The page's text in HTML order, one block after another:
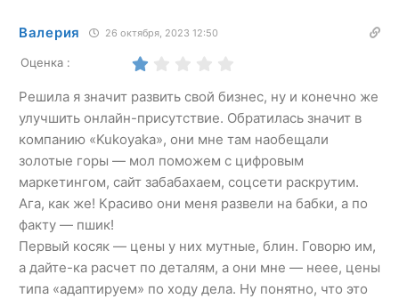
Валерия 26 октября, 2023 12:50
Оценка :
Решила я значит развить свой бизнес, ну и конечно же
улучшить онлайн-присутствие. Обратилась значит в
компанию «Kukoyaka», они мне там наобещали
золотые горы — мол поможем с цифровым
маркетингом, сайт забабахаем, соцсети раскрутим.
Ага, как же! Красиво они меня развели на бабки, а по
факту — пшик!
Первый косяк — цены у них мутные, блин. Говорю им,
а дайте-ка расчет по деталям, а они мне — неее, цены
типа «адаптируем» по ходу дела. Ну понятно, что это